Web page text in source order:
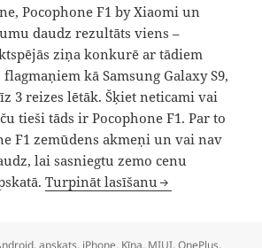
Pocophone F1 by Xiaomi un
daudz rezultāts viens –
ziņa konkurē ar tādiem
kā Samsung Galaxy S9,
3 reizes lētāk. Šķiet neticami vai
tieši tāds ir Pocophone F1. Par to
F1 zemūdens akmeņi un vai nav
lai sasniegtu zemo cenu
TurpinātXiaomi Pocophone F1
lasīšanu